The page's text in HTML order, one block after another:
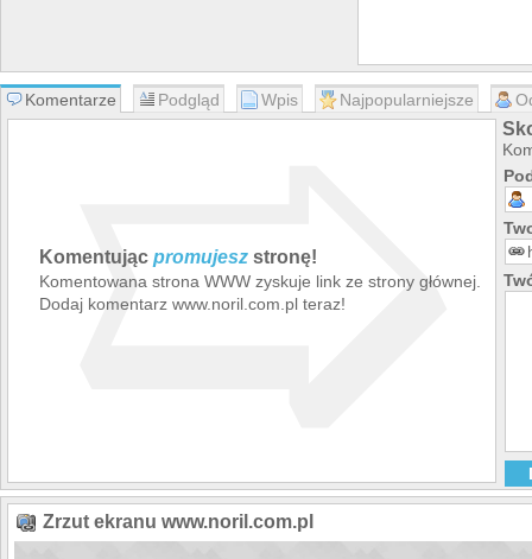
Komentarze Podgląd Wpis Najpopularniejsze
Komentując promujesz stronę!
Komentowana strona WWW zyskuje link ze strony głównej.
Dodaj komentarz www.noril.com.pl teraz!
➯
Zrzut ekranu www.noril.com.pl